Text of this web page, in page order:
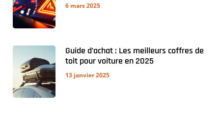
6 mars 2025
Guide d’achat : Les meilleurs coffres de
toit pour voiture en 2025
13 janvier 2025